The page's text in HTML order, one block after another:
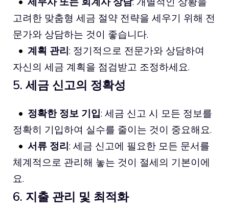
고려한 맞춤형 세금 절약 전략을 세우기 위해 전
문가와 상담하는 것이 좋습니다.
계획 관리 : 정기적으로 전문가와 상담하여
자신의 세금 계획을 점검받고 조정하세요.
5. 세금 신고의 정확성
정확한 정보 기입: 세금 신고 시 모든 정보를
정확히 기입하여 실수를 줄이는 것이 중요해요.
서류 정리 : 세금 신고에 필요한 모든 문서를
체계적으로 관리해 놓는 것이 절세의 기본이에
요.
6. 지출 관리 및 최적화